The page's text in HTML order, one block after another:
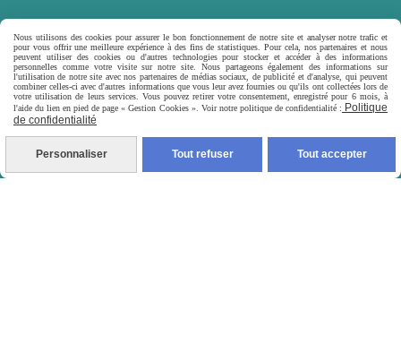
Nous utilisons des cookies pour assurer le bon fonctionnement de notre site et analyser notre trafic et
pour vous offrir une meilleure expérience à des fins de statistiques. Pour cela, nos partenaires et nous
peuvent utiliser des cookies ou d'autres technologies pour stocker et accéder à des informations
personnelles comme votre visite sur notre site. Nous partageons également des informations sur
l'utilisation de notre site avec nos partenaires de médias sociaux, de publicité et d'analyse, qui peuvent
combiner celles-ci avec d'autres informations que vous leur avez fournies ou qu'ils ont collectées lors de
votre utilisation de leurs services. Vous pouvez retirer votre consentement, enregistré pour 6 mois, à
l'aide du lien en pied de page « Gestion Cookies ». Voir notre politique de confidentialité : Politique
de confidentialité
Personnaliser Tout refuser Tout accepter